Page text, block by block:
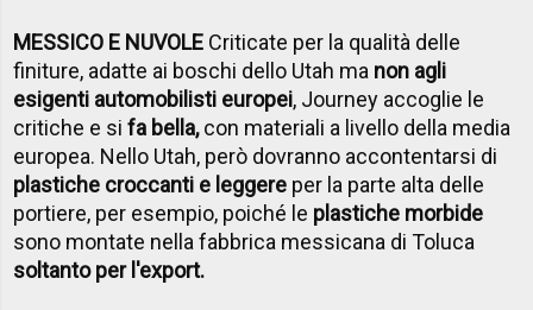
MESSICO E NUVOLE Criticate per la qualità delle
finiture, adatte ai boschi dello Utah ma non agli
esigenti automobilisti europei, Journey accoglie le
critiche e sifa bella,con materiali a livello della media
europea. Nello Utah, però dovranno accontentarsi di
plastiche croccanti e leggere per la parte alta delle
portiere, per esempio, poiché le plastiche morbide
sono montate nella fabbrica messicana di Toluca
soltanto per l'export.